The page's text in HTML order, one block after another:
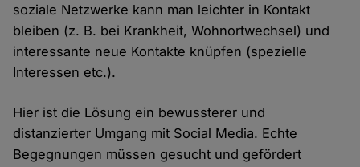
soziale Netzwerke kann man leichter in Kontakt
bleiben (z. B. bei Krankheit, Wohnortwechsel) und
interessante neue Kontakte knüpfen (spezielle
Interessen etc.).
Hier ist die Lösung ein bewussterer und
distanzierter Umgang mit Social Media. Echte
Begegnungen müssen gesucht und gefördert